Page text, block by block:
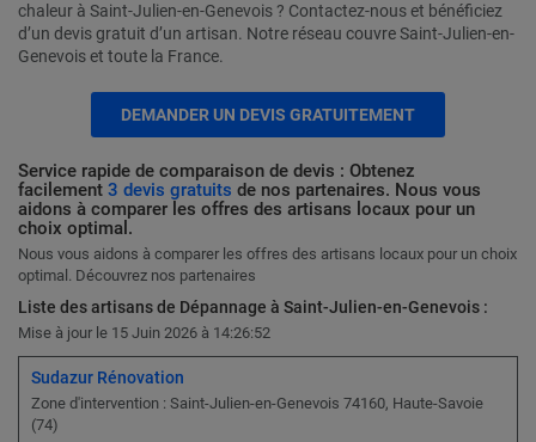
chaleur à Saint-Julien-en-Genevois ? Contactez-nous et bénéficiez
d’un devis gratuit d’un artisan. Notre réseau couvre Saint-Julien-en-
Genevois et toute la France.
DEMANDER UN DEVIS GRATUITEMENT
Service rapide de comparaison de devis : Obtenez
facilement 3 devis gratuits de nos partenaires. Nous vous
aidons à comparer les offres des artisans locaux pour un
choix optimal.
Nous vous aidons à comparer les offres des artisans locaux pour un choix
optimal. Découvrez nos partenaires
Liste des artisans de Dépannage à Saint-Julien-en-Genevois :
Mise à jour le 15 Juin 2026 à 14:26:52
Sudazur Rénovation
Zone d'intervention : Saint-Julien-en-Genevois 74160, Haute-Savoie
(74)